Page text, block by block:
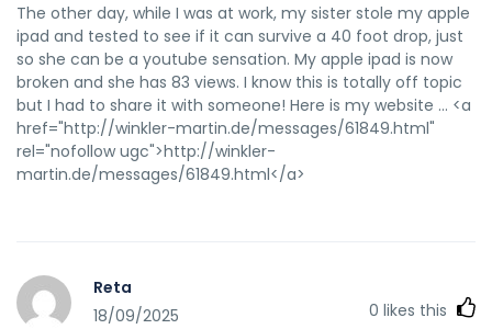
The other day, while I was at work, my sister stole my apple
ipad and tested to see if it can survive a 40 foot drop, just
so she can be a youtube sensation. My apple ipad is now
broken and she has 83 views. I know this is totally off topic
but I had to share it with someone! Here is my website ... <a
href="http://winkler-martin.de/messages/61849.html"
rel="nofollow ugc">http://winkler-
martin.de/messages/61849.html</a>
Reta
18/09/2025
0 likes this